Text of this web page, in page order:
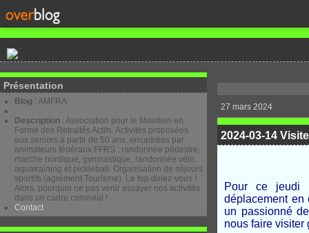
Présentation
Blog : AMFRA
Description : Association pour le Maintien en
Forme des Retraités Actifs. Activités proposées
aux seniors à partir de 50 ans, encadrées par
animateurs fédéraux FFRS : randonnée pédestre,
marche nordique, gymnastique, randonnée vélo,
aquatraining et pickleball. Organisation de séjours
sportifs (agrément Tourisme). Le top diriez-vous !
Alors, pourquoi ne pas venir essayer nos activités
dans un cadre convivial !
Contact
27 mars 2024
2024-03-14
Pour ce jeudi
déplacement en
un passionné
nous faire visiter